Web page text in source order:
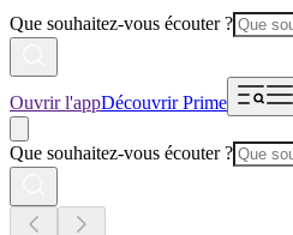
Que souhaitez-vous écouter ?
Ouvrir l'appDécouvrir Prime
Que souhaitez-vous écouter ?